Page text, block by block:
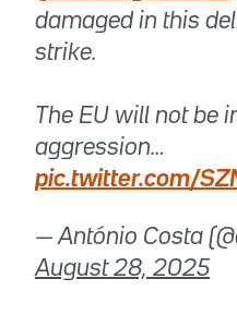
damaged in this
strike.
The EU will not be
aggression…
pic.twitter.com/
— António Costa
August 28, 2025